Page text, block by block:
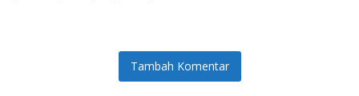
Tambah Komentar